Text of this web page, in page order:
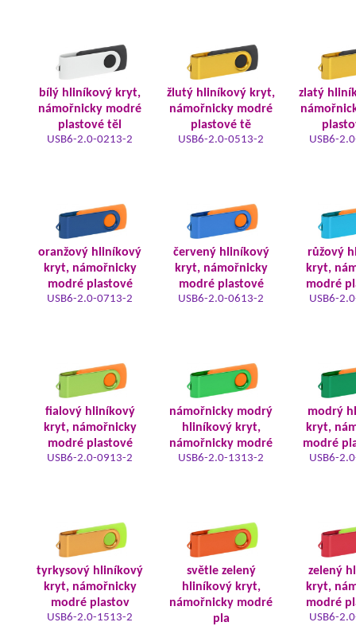
bílý hliníkový kryt,
námořnicky modré
plastové těl
USB6-2.0-0213-2
žlutý hliníkový kryt,
námořnicky modré
plastové tě
USB6-2.0-0513-2
zlatý
USB6-
oranžový hliníkový
kryt, námořnicky
modré plastové
USB6-2.0-0713-2
červený hliníkový
kryt, námořnicky
modré plastové
USB6-2.0-0613-2
růžový
kryt,
modré
USB6-
fialový hliníkový
kryt, námořnicky
modré plastové
USB6-2.0-0913-2
námořnicky modrý
hliníkový kryt,
námořnicky modré
USB6-2.0-1313-2
modrý
kryt,
modré
USB6-
tyrkysový hliníkový
kryt, námořnicky
modré plastov
USB6-2.0-1513-2
světle zelený
hliníkový kryt,
námořnicky modré
pla
zelený
kryt,
modré
USB6-